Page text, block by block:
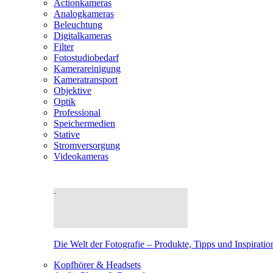
Actionkameras
Analogkameras
Beleuchtung
Digitalkameras
Filter
Fotostudiobedarf
Kamerareinigung
Kameratransport
Objektive
Optik
Professional
Speichermedien
Stative
Stromversorgung
Videokameras
Die Welt der Fotografie – Produkte, Tipps und
Kopfhörer & Headsets